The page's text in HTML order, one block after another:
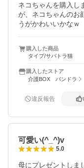
ネコちゃんを購入し
が、ネコちゃんのお
うがかわいいかなｗ
購入した商品
タイプ/サバトラ猫
購入したストア
介護BOX パンドラ
違反報告
可愛い(^_^)v
5.0
母にプレゼントしま